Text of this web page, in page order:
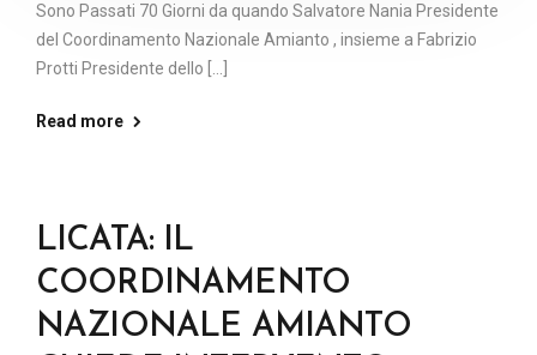
Sono Passati 70 Giorni da quando Salvatore Nania Presidente
del Coordinamento Nazionale Amianto , insieme a Fabrizio
Protti Presidente dello [...]
Read more
LICATA: IL
COORDINAMENTO
NAZIONALE AMIANTO